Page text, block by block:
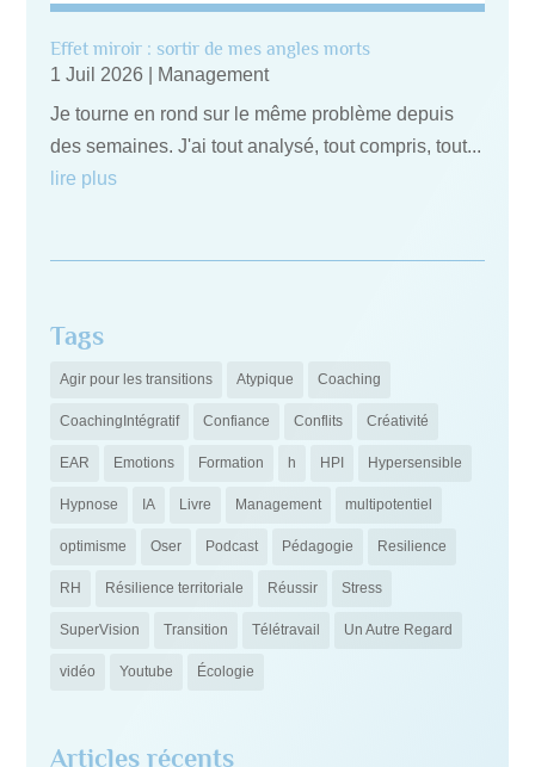
Effet miroir : sortir de mes angles morts
1 Juil 2026
Management
Je tourne en rond sur le même problème depuis
des semaines. J'ai tout analysé, tout compris, tout...
lire plus
Tags
Agir pour les transitions Atypique Coaching
CoachingIntégratif Confiance Conflits Créativité
EAR Emotions Formation h HPI Hypersensible
Hypnose IA Livre Management multipotentiel
optimisme Oser Podcast Pédagogie Resilience
RH Résilience territoriale Réussir Stress
SuperVision Transition Télétravail Un Autre Regard
vidéo Youtube Écologie
Articles récents